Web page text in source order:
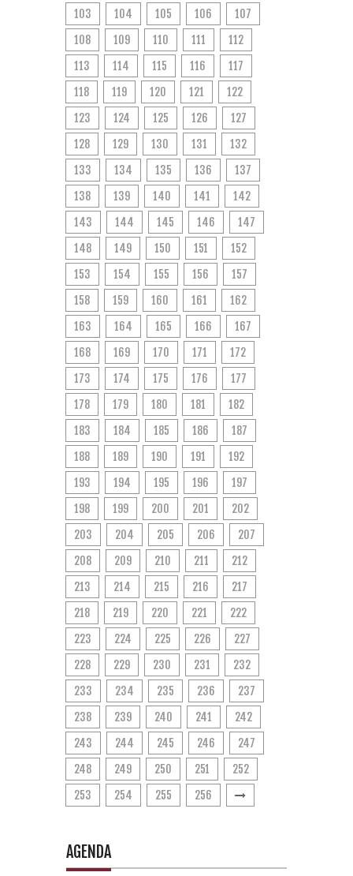
103 104 105 106
107
108
109 110 111
112
113
114 115 116
117
118
119 120 121
122
123
124 125 126
127
128
129 130 131
132
133
134 135 136
137
138
139 140 141
142
143
144 145 146
147
148
149 150 151
152
153
154 155 156
157
158
159 160 161
162
163
164 165 166
167
168
169 170 171
172
173
174 175 176
177
178
179 180 181
182
183
184 185 186
187
188
189 190 191
192
193
194 195 196
197
198
199 200 201
202
203
204 205 206
207
208
209 210 211
212
213
214 215 216
217
218
219 220 221
222
223
224 225 226
227
228
229 230 231
232
233
234 235 236
237
238
239 240 241
242
243
244 245 246
247
248
249 250 251
252
253
254 255 256
AGENDA